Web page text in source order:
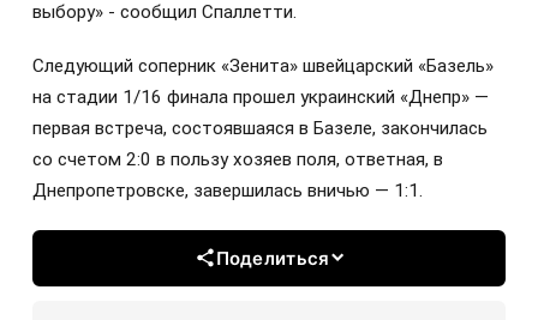
выбору» - сообщил Спаллетти.
Следующий соперник «Зенита» швейцарский «Базель»
на стадии 1/16 финала прошел украинский «Днепр» —
первая встреча, состоявшаяся в Базеле, закончилась
со счетом 2:0 в пользу хозяев поля, ответная, в
Днепропетровске, завершилась вничью — 1:1.
Поделиться